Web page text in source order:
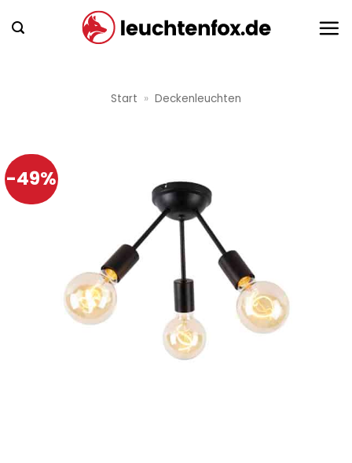
Inhalt
Start » Deckenleuchten
-49%